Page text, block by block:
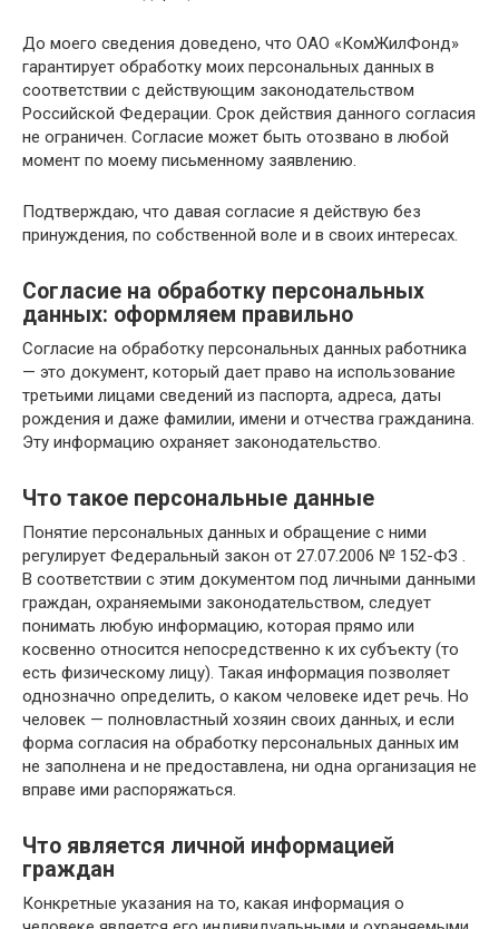
До моего сведения доведено, что ОАО «КомЖилФонд»
гарантирует обработку моих персональных данных в
соответствии с действующим законодательством
Российской Федерации. Срок действия данного согласия
не ограничен. Согласие может быть отозвано в любой
момент по моему письменному заявлению.
Подтверждаю, что давая согласие я действую без
принуждения, по собственной воле и в своих интересах.
Согласие на обработку персональных
данных: оформляем правильно
Согласие на обработку персональных данных работника
— это документ, который дает право на использование
третьими лицами сведений из паспорта, адреса, даты
рождения и даже фамилии, имени и отчества гражданина.
Эту информацию охраняет законодательство.
Что такое персональные данные
Понятие персональных данных и обращение с ними
регулирует Федеральный закон от 27.07.2006 № 152-ФЗ .
В соответствии с этим документом под личными данными
граждан, охраняемыми законодательством, следует
понимать любую информацию, которая прямо или
косвенно относится непосредственно к их субъекту (то
есть физическому лицу). Такая информация позволяет
однозначно определить, о каком человеке идет речь. Но
человек — полновластный хозяин своих данных, и если
форма согласия на обработку персональных данных им
не заполнена и не предоставлена, ни одна организация не
вправе ими распоряжаться.
Что является личной информацией
граждан
Конкретные указания на то, какая информация о